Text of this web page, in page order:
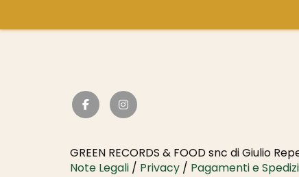
GREEN RECORDS & FOOD snc di Giulio
Note Legali / Privacy / Pagamenti e